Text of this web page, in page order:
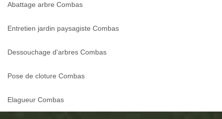
Abattage arbre Combas
Entretien jardin paysagiste Combas
Dessouchage d'arbres Combas
Pose de cloture Combas
Elagueur Combas